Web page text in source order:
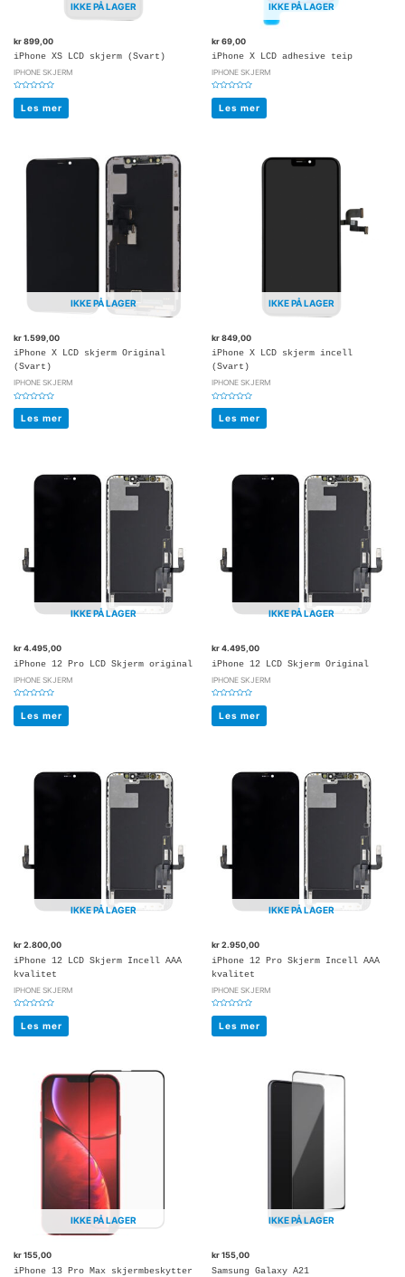
IKKE PÅ LAGER
kr899,00
iPhone XS LCD skjerm (Svart)
IPHONE SKJERM
Vurdert
av
5
Les mer
IKKE PÅ LAGER
kr69,00
iPhone X LCD adhesive teip
IPHONE SKJERM
Vurdert
av
5
Les mer
IKKE PÅ LAGER
kr1.599,00
iPhone X LCD skjerm Original
(Svart)
IPHONE SKJERM
Vurdert
av
5
Les mer
IKKE PÅ LAGER
kr849,00
iPhone X LCD skjerm incell
(Svart)
IPHONE SKJERM
Vurdert
av
5
Les mer
IKKE PÅ LAGER
kr4.495,00
iPhone 12 Pro LCD Skjerm original
IPHONE SKJERM
av
5
Les mer
IKKE PÅ LAGER
kr4.495,00
iPhone 12 LCD Skjerm Original
IPHONE SKJERM
av
5
Les mer
IKKE PÅ LAGER
kr2.800,00
iPhone 12 LCD Skjerm Incell AAA
kvalitet
IPHONE SKJERM
Vurdert
av
5
Les mer
IKKE PÅ LAGER
kr2.950,00
iPhone 12 Pro Skjerm Incell AAA
kvalitet
IPHONE SKJERM
Vurdert
av
5
Les mer
IKKE PÅ LAGER
kr155,00
iPhone 13 Pro Max skjermbeskytter
IKKE PÅ LAGER
kr155,00
Samsung Galaxy A21